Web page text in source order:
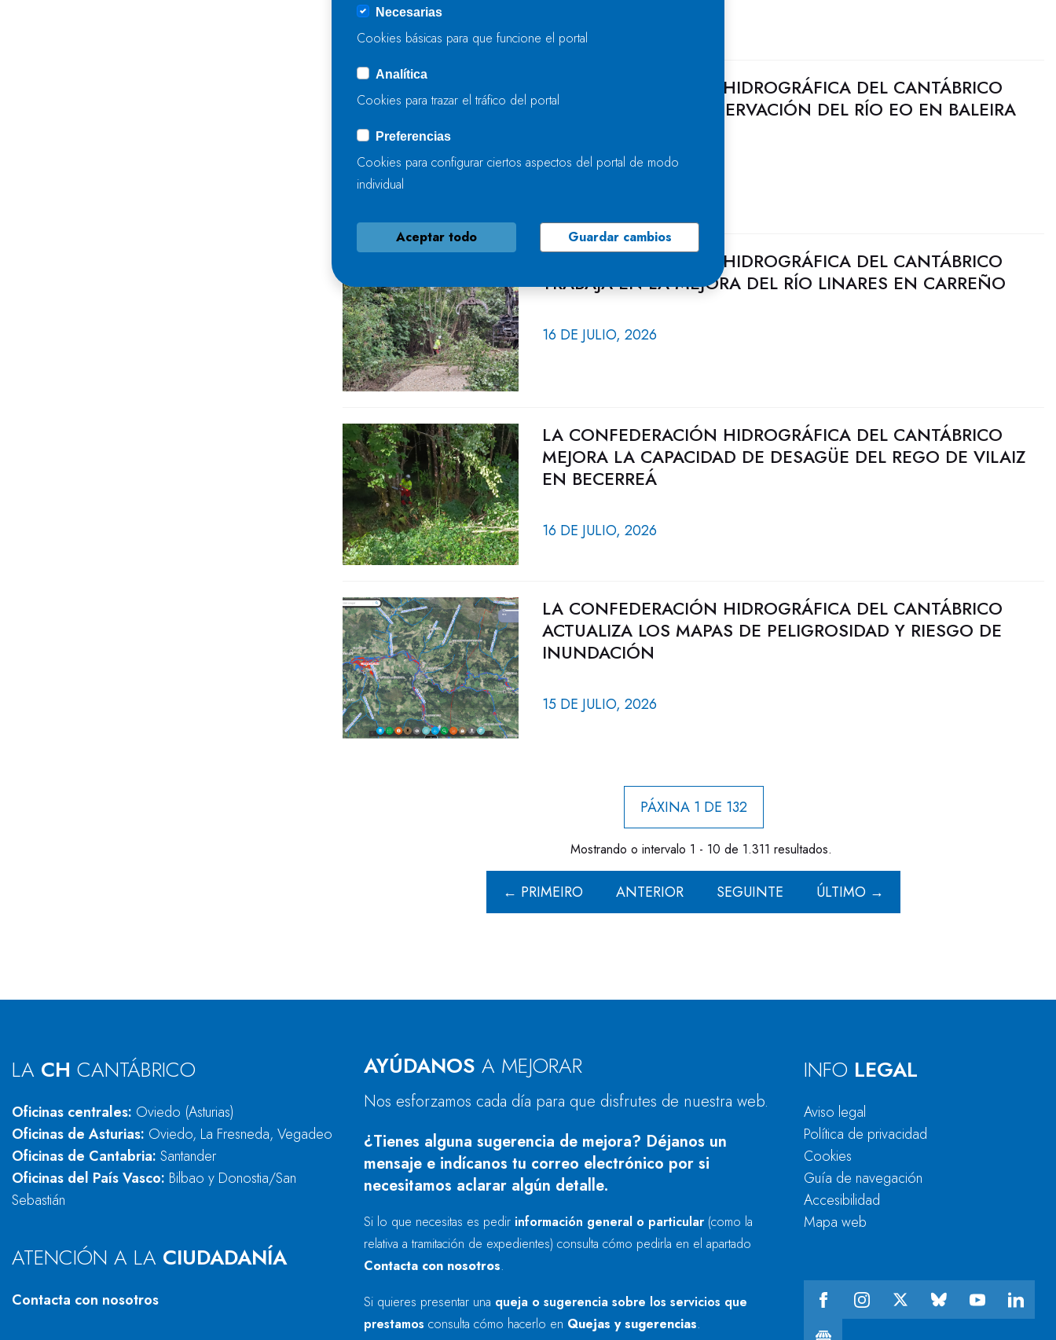
LA CONFEDERACIÓN HIDROGRÁFICA DEL CANTÁBRICO
TRABAJA EN LA CONSERVACIÓN DEL RÍO EO EN BALEIRA
22 DE JULIO, 2026
LA CONFEDERACIÓN HIDROGRÁFICA DEL CANTÁBRICO
TRABAJA EN LA MEJORA DEL RÍO LINARES EN CARREÑO
16 DE JULIO, 2026
LA CONFEDERACIÓN HIDROGRÁFICA DEL CANTÁBRICO
MEJORA LA CAPACIDAD DE DESAGÜE DEL REGO DE VILAIZ
EN BECERREÁ
16 DE JULIO, 2026
LA CONFEDERACIÓN HIDROGRÁFICA DEL CANTÁBRICO
ACTUALIZA LOS MAPAS DE PELIGROSIDAD Y RIESGO DE
INUNDACIÓN
15 DE JULIO, 2026
PÁXINA 1 DE 132
Mostrando o intervalo 1 - 10 de 1.311 resultados.
← PRIMEIRO ANTERIOR SEGUINTE ÚLTIMO →
LA CH CANTÁBRICO
Oficinas centrales: Oviedo (Asturias)
Oficinas de Asturias: Oviedo, La Fresneda, Vegadeo
Oficinas de Cantabria: Santander
Oficinas del País Vasco: Bilbao y Donostia/San
Sebastián
ATENCIÓN A LA CIUDADANÍA
Contacta con nosotros
AYÚDANOS A MEJORAR
Nos esforzamos cada día para que disfrutes de nuestra web.
¿Tienes alguna sugerencia de mejora? Déjanos un
mensaje e indícanos tu correo electrónico por si
necesitamos aclarar algún detalle.
Si lo que necesitas es pedir información general o particular (como la
relativa a tramitación de expedientes) consulta cómo pedirla en el apartado
Contacta con nosotros.
Si quieres presentar una queja o sugerencia sobre los servicios que
prestamos consulta cómo hacerlo en Quejas y sugerencias.
INFO LEGAL
Aviso legal
Política de privacidad
Cookies
Guía de navegación
Accesibilidad
Mapa web
Necesarias
Cookies básicas para que funcione el portal
Analítica
Cookies para trazar el tráfico del portal
Preferencias
Cookies para configurar ciertos aspectos del portal de modo
individual
Aceptar todo Guardar cambios